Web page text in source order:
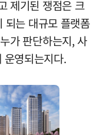
제기된 쟁점은 크
되는 대규모 플랫폼
가 판단하는지, 사
운영되는지다.